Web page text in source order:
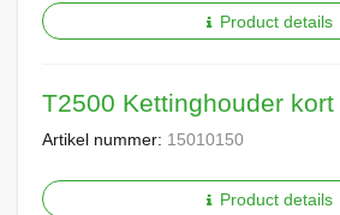
Product details
T2500 Kettinghouder kort
Artikel nummer: 15010150
Product details